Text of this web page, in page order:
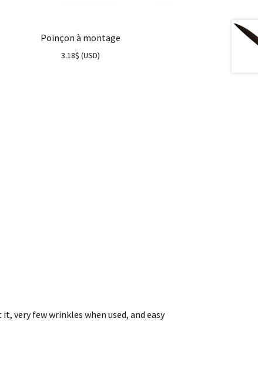
Poinçon à montage
3.18$ (USD)
very few wrinkles when used, and easy